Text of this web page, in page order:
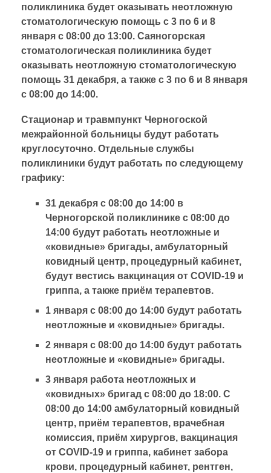
поликлиника будет оказывать неотложную
стоматологическую помощь с 3 по 6 и 8
января с 08:00 до 13:00. Саяногорская
стоматологическая поликлиника будет
оказывать неотложную стоматологическую
помощь 31 декабря, а также с 3 по 6 и 8 января
с 08:00 до 14:00.
Стационар и травмпункт Черногоской
межрайонной больницы будут работать
круглосуточно. Отдельные службы
поликлиники будут работать по следующему
графику:
31 декабря с 08:00 до 14:00 в
Черногорской поликлинике с 08:00 до
14:00 будут работать неотложные и
«ковидные» бригады, амбулаторный
ковидный центр, процедурный кабинет,
будут вестись вакцинация от COVID-19 и
гриппа, а также приём терапевтов.
1 января с 08:00 до 14:00 будут работать
неотложные и «ковидные» бригады.
2 января с 08:00 до 14:00 будут работать
неотложные и «ковидные» бригады.
3 января работа неотложных и
«ковидных» бригад с 08:00 до 18:00. С
08:00 до 14:00 амбулаторный ковидный
центр, приём терапевтов, врачебная
комиссия, приём хирургов, вакцинация
от COVID-19 и гриппа, кабинет забора
крови, процедурный кабинет, рентген,